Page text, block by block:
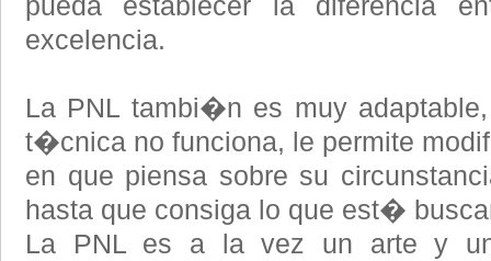
excelencia.
La PNL tambi�n es muy
t�cnica no funciona, le permite
en que piensa sobre su
hasta que consiga lo que est�
La PNL es a la vez un arte y